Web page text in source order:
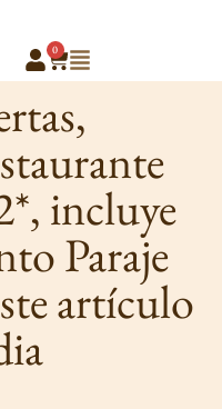
0
incluye
Paraje
artículo